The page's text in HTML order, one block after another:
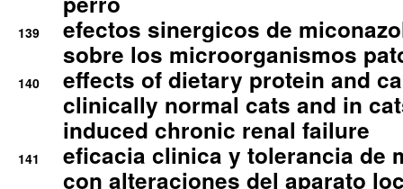
139
efectos sinergicos de
sobre los microorganismos
140
effects of dietary protein and
clinically normal cats and in
induced chronic renal failure
141
eficacia clinica y tolerancia de
con alteraciones del aparato